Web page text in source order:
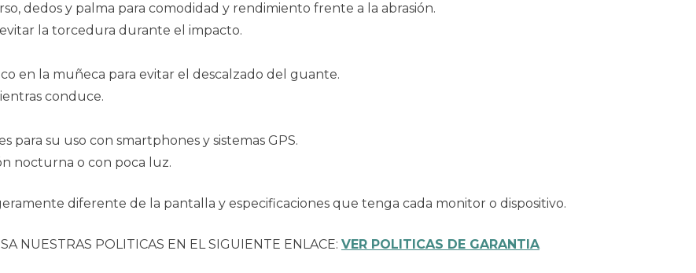
dedos y palma para comodidad y rendimiento frente a la abrasión.
la torcedura durante el impacto.
en la muñeca para evitar el descalzado del guante.
conduce.
su uso con smartphones y sistemas GPS.
nocturna o con poca luz.
diferente de la pantalla y especificaciones que tenga cada monitor o dispositivo.
NUESTRAS POLITICAS EN EL SIGUIENTE ENLACE: VER POLITICAS DE GARANTIA